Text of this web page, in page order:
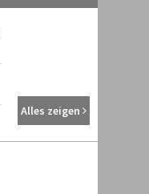
Alles zeigen